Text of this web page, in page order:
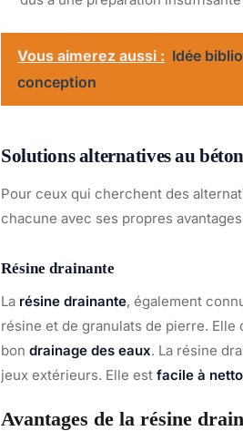
Vous aimerez aussi : Idée
conception
Solutions alternatives au
Pour ceux qui cherchent des
chacune avec ses propres
Résine drainante
La résine drainante, également
résine et de granulats de pierre.
bon drainage des eaux. La résine
jeux extérieurs. Elle est facile à
Avantages de la résine